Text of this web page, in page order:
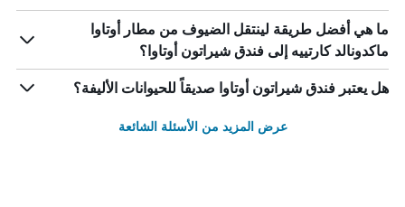
ما هي أفضل طريقة لينتقل الضيوف من مطار أوتاوا
ماكدونالد كارتييه إلى فندق شيراتون أوتاوا؟
هل يعتبر فندق شيراتون أوتاوا صديقاً للحيوانات الأليفة؟
عرض المزيد من الأسئلة الشائعة